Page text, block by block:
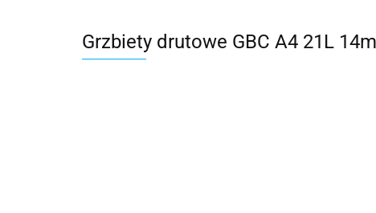
Grzbiety drutowe GBC A4 21L